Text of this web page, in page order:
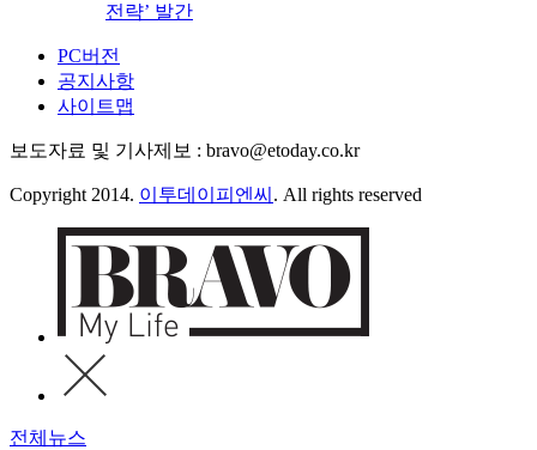
전략’ 발간
PC버전
공지사항
사이트맵
보도자료 및 기사제보 : bravo@etoday.co.kr
Copyright 2014. 이투데이피엔씨 . All rights reserved
전체뉴스